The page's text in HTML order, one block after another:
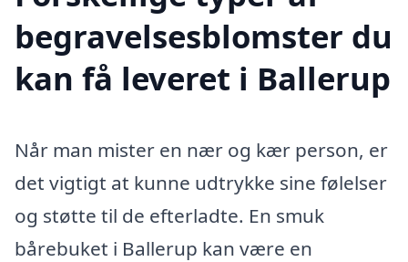
begravelsesblomster du
kan få leveret i Ballerup
Når man mister en nær og kær person, er
det vigtigt at kunne udtrykke sine følelser
og støtte til de efterladte. En smuk
bårebuket i Ballerup kan være en